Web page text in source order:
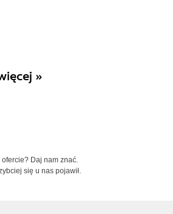
»
Daj nam znać.
się u nas pojawił.